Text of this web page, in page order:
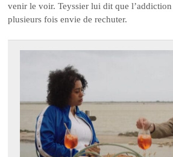
venir le voir. Teyssier lui dit que
plusieurs fois envie de rechuter.